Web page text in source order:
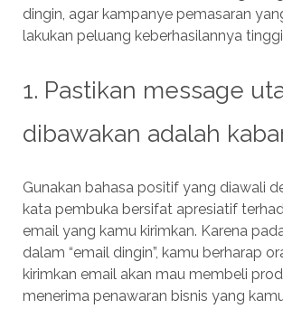
dingin, agar kampanye pemasaran
lakukan peluang keberhasilannya
1. Pastikan message
dibawakan adalah
Gunakan bahasa positif yang diawali
kata pembuka bersifat apresiatif
email yang kamu kirimkan. Karena
dalam “email dingin”, kamu berharap
kirimkan email akan mau membeli
menerima penawaran bisnis yang